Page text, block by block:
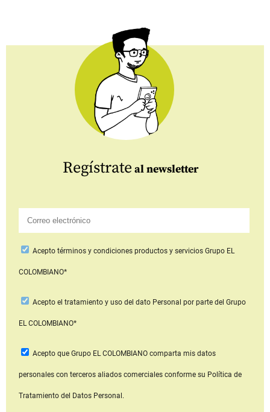
Regístrate al newsletter
Aceptotérminos y condiciones productos y serviciosGrupo EL
COLOMBIANO*
Acepto el tratamiento y uso del dato Personal por parte del Grupo
EL COLOMBIANO*
Acepto que Grupo EL COLOMBIANOcomparta mis datos
personales con terceros aliados comerciales conforme su Política de
Tratamiento del Datos Personal.